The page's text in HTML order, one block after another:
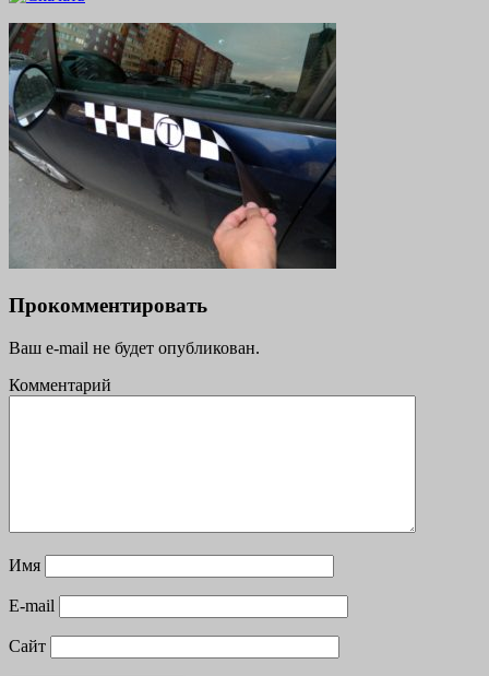
Прокомментировать
Ваш e-mail не будет опубликован.
Комментарий
Имя
E-mail
Сайт